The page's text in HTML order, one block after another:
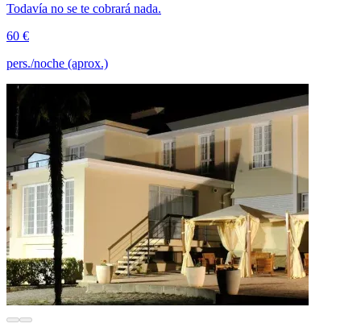
Todavía no se te cobrará nada.
60 €
pers./noche (aprox.)